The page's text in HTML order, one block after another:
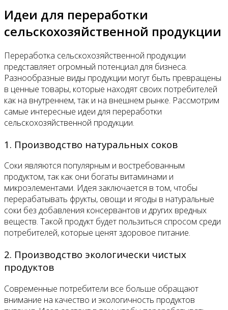
Идеи для переработки
сельскохозяйственной продукции
Переработка сельскохозяйственной продукции
представляет огромный потенциал для бизнеса.
Разнообразные виды продукции могут быть превращены
в ценные товары, которые находят своих потребителей
как на внутреннем, так и на внешнем рынке. Рассмотрим
самые интересные идеи для переработки
сельскохозяйственной продукции.
1. Производство натуральных соков
Соки являются популярным и востребованным
продуктом, так как они богаты витаминами и
микроэлементами. Идея заключается в том, чтобы
перерабатывать фрукты, овощи и ягоды в натуральные
соки без добавления консервантов и других вредных
веществ. Такой продукт будет пользиться спросом среди
потребителей, которые ценят здоровое питание.
2. Производство экологически чистых
продуктов
Современные потребители все больше обращают
внимание на качество и экологичность продуктов